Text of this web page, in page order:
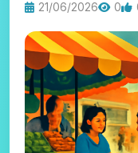
21/06/2026 0